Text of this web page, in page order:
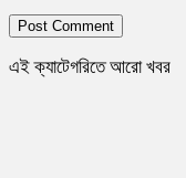
এই ক্যাটেগরিতে আরো খবর